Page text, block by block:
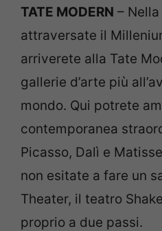
TATE MODERN –
attraversate il
arriverete alla Tate
gallerie d’arte più
mondo. Qui potrete
contemporanea
Picasso, Dalì e
non esitate a fare un
Theater, il teatro
proprio a due passi.